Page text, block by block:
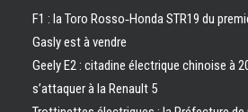
F1 : la Toro Rosso‑Honda STR19 du
Gasly est à vendre
Geely E2 : citadine électrique chinoise à
s’attaquer à la Renault 5